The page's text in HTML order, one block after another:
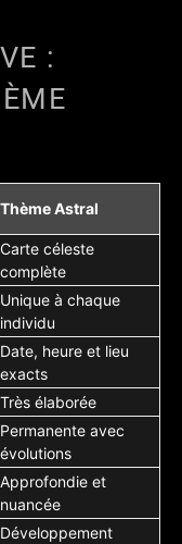
:
Thème Astral
Carte céleste
complète
Unique à chaque
individu
Date, heure et lieu
exacts
Très élaborée
Permanente avec
évolutions
Approfondie et
nuancée
Développement